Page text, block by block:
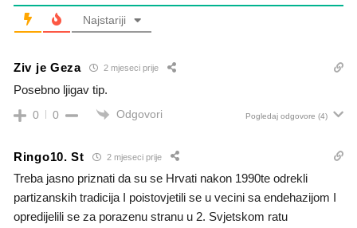
Najstariji
Ziv je Geza 2 mjeseci prije
Posebno ljigav tip.
0 0 Odgovori Pogledaj odgovore (4)
Ringo10. St 2 mjeseci prije
Treba jasno priznati da su se Hrvati nakon 1990te odrekli
partizanskih tradicija I poistovjetili se u vecini sa endehazijom I
opredijelili se za porazenu stranu u 2. Svjetskom ratu